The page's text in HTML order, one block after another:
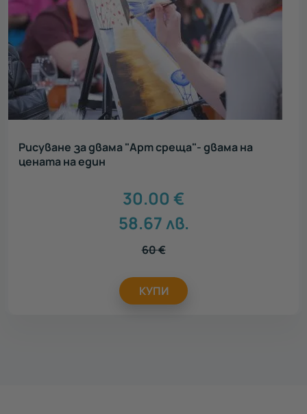
Рисуване за двама "Арт среща"- двама на
цената на един
30.00 €
58.67лв.
60€
КУПИ